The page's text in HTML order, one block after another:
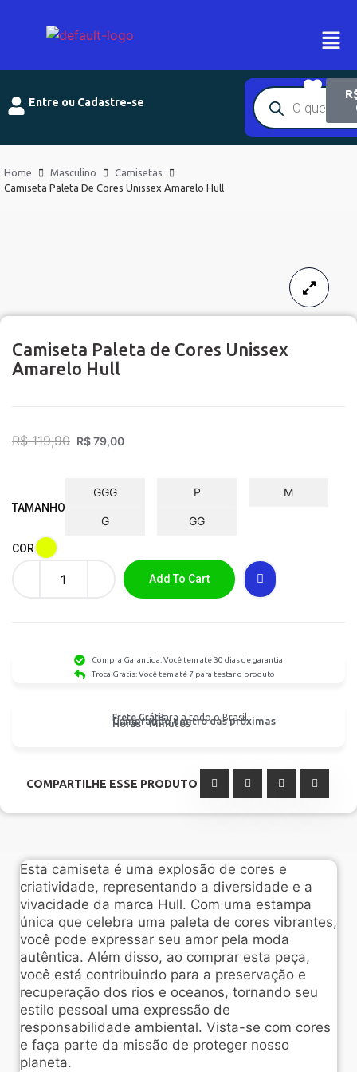
Entre ou Cadastre-se
Home Masculino
Camisetas
Camiseta Paleta De Cores Unissex Amarelo Hull
Camiseta Paleta de Cores Unissex
Amarelo Hull
R$119,90 R$79,00
TAMANHO
GGG P M
G GG
COR
Add To Cart
Compra Garantida: Você tem até 30 dias de garantia
Troca Grátis: Você tem até 7 para testar o produto
Frete GrátisPara a todo o Brasil
Comprando dentro das próximas
Horas Minutos
COMPARTILHE ESSE PRODUTO
Esta camiseta é uma explosão de cores e
criatividade, representando a diversidade e a
vivacidade da marca Hull. Com uma estampa
única que celebra uma paleta de cores vibrantes,
você pode expressar seu amor pela moda
autêntica. Além disso, ao comprar esta peça,
você está contribuindo para a preservação e
recuperação dos rios e oceanos, tornando seu
estilo pessoal uma expressão de
responsabilidade ambiental. Vista-se com cores
e faça parte da missão de proteger nosso
planeta.